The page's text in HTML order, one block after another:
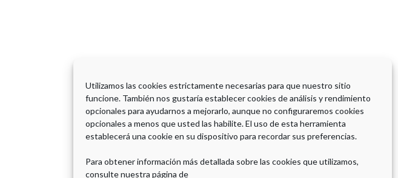
Utilizamos las cookies estrictamente necesarias para que nuestro sitio
funcione. También nos gustaría establecer cookies de análisis y rendimiento
opcionales para ayudarnos a mejorarlo, aunque no configuraremos cookies
opcionales a menos que usted las habilite. El uso de esta herramienta
establecerá una cookie en su dispositivo para recordar sus preferencias.
Para obtener información más detallada sobre las cookies que utilizamos,
consulte nuestra página de